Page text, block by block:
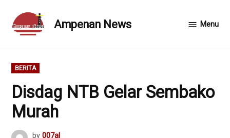
content
Ampenan News Menu
POSTED
IN
BERITA
Disdag NTB Gelar Sembako
Murah
by 007al